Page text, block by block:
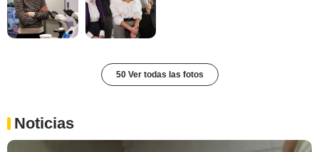
50 Ver todas las fotos
Noticias